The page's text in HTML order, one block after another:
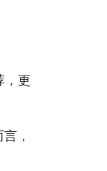
，更
，